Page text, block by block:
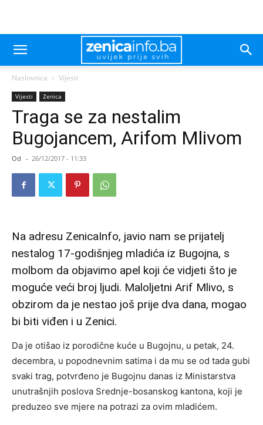
Naslovnica Vijesti
Vijesti Zenica
Traga se za nestalim
Bugojancem, Arifom Mlivom
Od - 26/12/2017 - 11:33
Na adresu ZenicaInfo, javio nam se prijatelj
nestalog 17-godišnjeg mladića iz Bugojna, s
molbom da objavimo apel koji će vidjeti što je
moguće veći broj ljudi. Maloljetni Arif Mlivo, s
obzirom da je nestao još prije dva dana, mogao
bi biti viđen i u Zenici.
Da je otišao iz porodične kuće u Bugojnu, u petak, 24.
decembra, u popodnevnim satima i da mu se od tada gubi
svaki trag, potvrđeno je Bugojnu danas iz Ministarstva
unutrašnjih poslova Srednje-bosanskog kantona, koji je
preduzeo sve mjere na potrazi za ovim mladićem.